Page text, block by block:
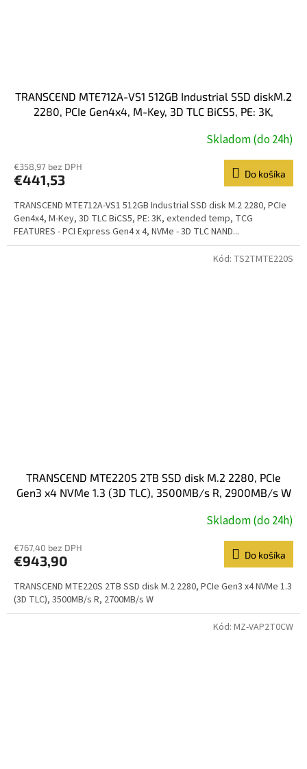
TRANSCEND MTE712A-VS1 512GB Industrial SSD diskM.2
2280, PCIe Gen4x4, M-Key, 3D TLC BiCS5, PE: 3K,
Skladom (do 24h)
€358,97 bez DPH
€441,53 Do košíka
TRANSCEND MTE712A-VS1 512GB Industrial SSD disk M.2 2280, PCIe
Gen4x4, M-Key, 3D TLC BiCS5, PE: 3K, extended temp, TCG
FEATURES - PCI Express Gen4 x 4, NVMe - 3D TLC NAND...
TRANSCEND MTE220S 2TB SSD disk M.2 2280, PCIe
Gen3 x4 NVMe 1.3 (3D TLC), 3500MB/s R, 2900MB/s W
Skladom (do 24h)
€767,40 bez DPH
€943,90 Do košíka
TRANSCEND MTE220S 2TB SSD disk M.2 2280, PCIe Gen3 x4 NVMe 1.3
(3D TLC), 3500MB/s R, 2700MB/s W
Kód: TS2TMTE220S
Kód: MZ-VAP2T0CW